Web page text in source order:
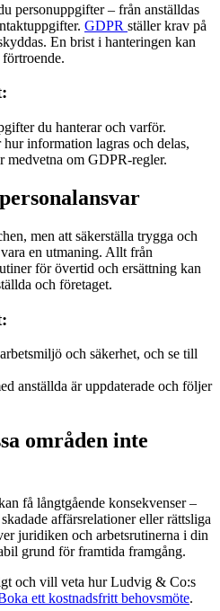
personuppgifter – från anställdas
GDPR ställer krav på
En brist i hanteringen kan
du hanterar och varför.
information lagras och delas,
medvetna om GDPR-regler.
men att säkerställa trygga och
en utmaning. Allt från
för övertid och ersättning kan
och företaget.
och säkerhet, och se till
anställda är uppdaterade och följer
områden inte
få långtgående konsekvenser –
affärsrelationer eller rättsliga
juridiken och arbetsrutinerna i din
grund för framtida framgång.
och vill veta hur Ludvig & Co:s
ett kostnadsfritt behovsmöte.